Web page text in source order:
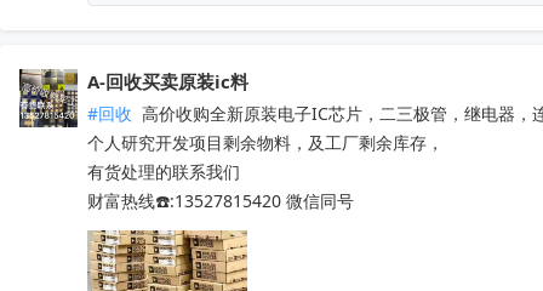
LT8645SEV  SGM4553YN8G/TR
PT7M3808G33TAEX  RDA5807M  WM8728SEDS/R
SY6874DBC  SY8063DBC  CS3818EO  SI4755
PL8332G  OB2734DCCPA-H  OB2009DACPA-D
SI4754C-A55-GMR  CD3313EO  AXOP34062C
QN8065  IR2011STRPBF  NSA2092
STM32L071RZH6  STM32G070RBT6
STM8S005K6T6   STM8S207R8T6
STM8L052R8T6   STM32G030C8T6
A-回收买卖原装ic料
#回收 高价收购全新原装电子IC芯片，二三极管，继电器，
个人研究开发项目剩余物料，及工厂剩余库存，
有货处理的联系我们
财富热线☎️:13527815420 微信同号